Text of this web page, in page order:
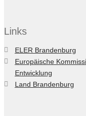
Links
ELER Brandenburg
Europäische
Entwicklung
Land Brandenburg